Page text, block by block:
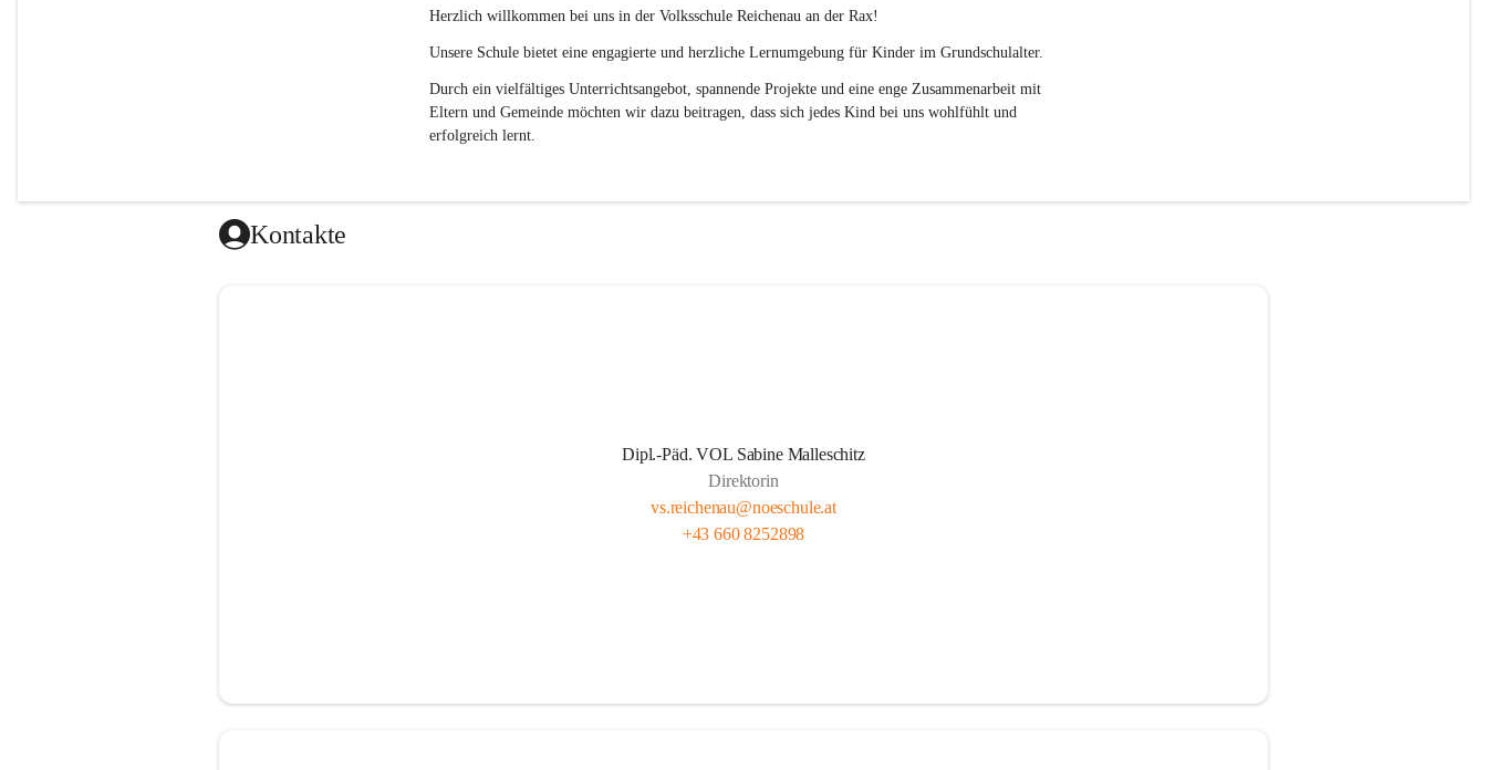
Herzlich willkommen bei uns in der Volksschule Reichenau an der Rax!
Unsere Schule bietet eine engagierte und herzliche Lernumgebung für Kinder im Grundschulalter.
Durch ein vielfältiges Unterrichtsangebot, spannende Projekte und eine enge Zusammenarbeit mit
Eltern und Gemeinde möchten wir dazu beitragen, dass sich jedes Kind bei uns wohlfühlt und
erfolgreich lernt.
Kontakte
Dipl.-Päd. VOL Sabine Malleschitz
Direktorin
vs.reichenau@noeschule.at
+43 660 8252898